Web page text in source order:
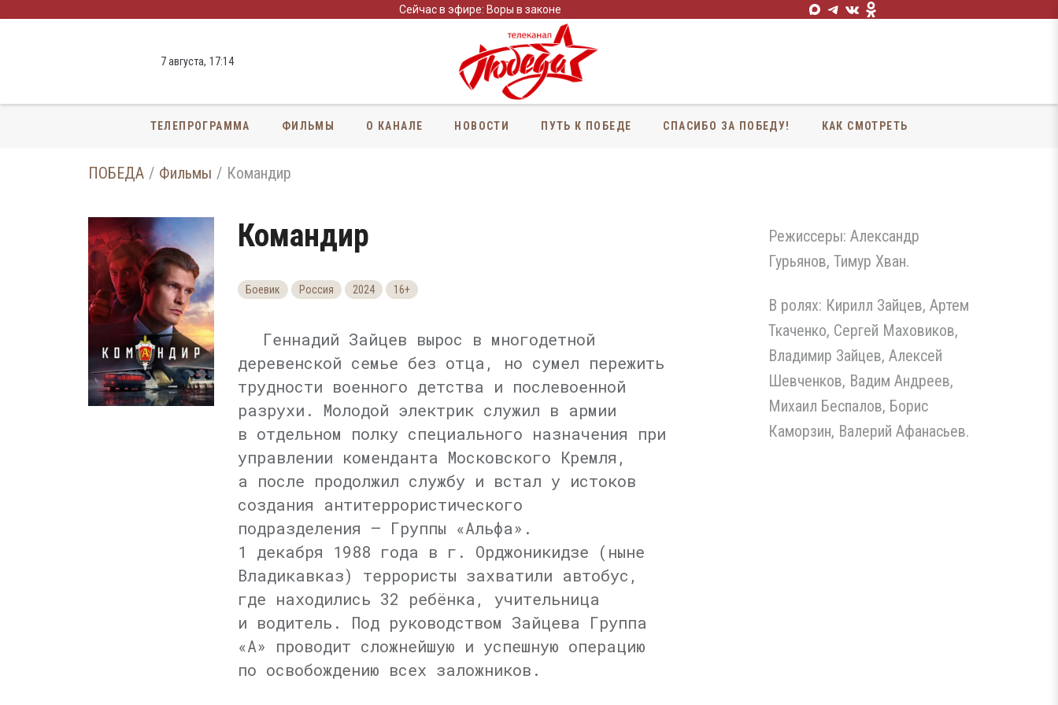
Сейчас в эфире: Воры в законе
7 августа, 17:14
ТЕЛЕПРОГРАММА ФИЛЬМЫ О КАНАЛЕ НОВОСТИ ПУТЬ К ПОБЕДЕ СПАСИБО ЗА ПОБЕДУ! КАК СМОТРЕТЬ
ПОБЕДА Фильмы Командир
Командир
Боевик Россия 2024 16+
Геннадий Зайцев вырос в многодетной
деревенской семье без отца, но сумел пережить
трудности военного детства и послевоенной
разрухи. Молодой электрик служил в армии
в отдельном полку специального назначения при
управлении коменданта Московского Кремля,
а после продолжил службу и встал у истоков
создания антитеррористического
подразделения — Группы «Альфа».
1 декабря 1988 года в г. Орджоникидзе (ныне
Владикавказ) террористы захватили автобус,
где находились 32 ребёнка, учительница
и водитель. Под руководством Зайцева Группа
«А» проводит сложнейшую и успешную операцию
по освобождению всех заложников.
Режиссеры: Александр
Гурьянов, Тимур Хван.
В ролях: Кирилл Зайцев, Артем
Ткаченко, Сергей Маховиков,
Владимир Зайцев, Алексей
Шевченков, Вадим Андреев,
Михаил Беспалов, Борис
Каморзин, Валерий Афанасьев.